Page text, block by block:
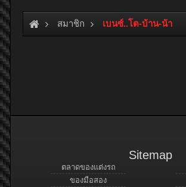
สมาชิก เบนซ์..โต-บ้าน-น้า
Sitemap
ตลาดของแต่งรถ
ของมือสอง